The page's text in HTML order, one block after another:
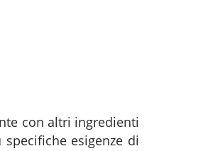
con altri ingredienti
esigenze di